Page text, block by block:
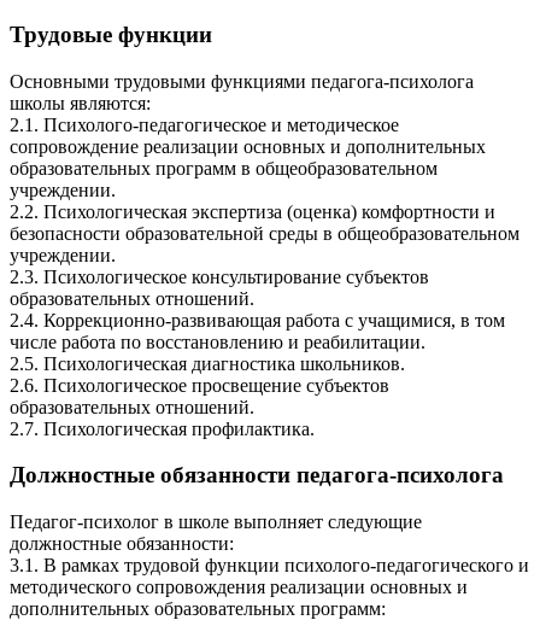
Трудовые функции
Основными трудовыми функциями педагога-психолога
школы являются:
2.1. Психолого-педагогическое и методическое
сопровождение реализации основных и дополнительных
образовательных программ в общеобразовательном
учреждении.
2.2. Психологическая экспертиза (оценка) комфортности и
безопасности образовательной среды в общеобразовательном
учреждении.
2.3. Психологическое консультирование субъектов
образовательных отношений.
2.4. Коррекционно-развивающая работа с учащимися, в том
числе работа по восстановлению и реабилитации.
2.5. Психологическая диагностика школьников.
2.6. Психологическое просвещение субъектов
образовательных отношений.
2.7. Психологическая профилактика.
Должностные обязанности педагога-психолога
Педагог-психолог в школе выполняет следующие
должностные обязанности:
3.1. В рамках трудовой функции психолого-педагогического и
методического сопровождения реализации основных и
дополнительных образовательных программ: